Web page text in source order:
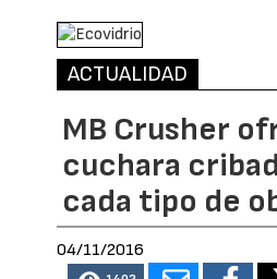
ACTUALIDAD
MB Crusher
cuchara
cada tipo de
04/11/2016